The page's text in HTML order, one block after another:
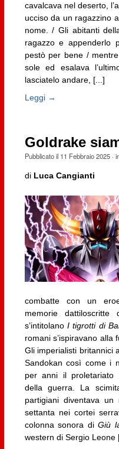
cavalcava nel deserto,
ucciso da un ragazzino
nome. / Gli abitanti
ragazzo e appenderlo
pestò per bene /
sole ed esalava
lasciatelo andare, [...]
Leggi →
Goldrake
Pubblicato il 11 Febbraio 2025·
di Luca Cangianti
combatte con un
memorie dattiloscritte
s’intitolanoI tigrotti di
romani s’ispiravano alla
Gli imperialisti britannici
Sandokan così come i
per anni il proletariato
della guerra. La
partigiani diventava
settanta nei cortei
colonna sonora diGiù
western di Sergio Leone